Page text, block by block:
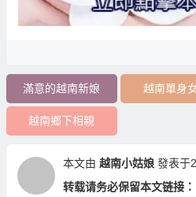
滿意的越南新娘 越南單身
越南鄉下相親
本文由 越南小姑娘 發表于
转载请务必保留本文链接：